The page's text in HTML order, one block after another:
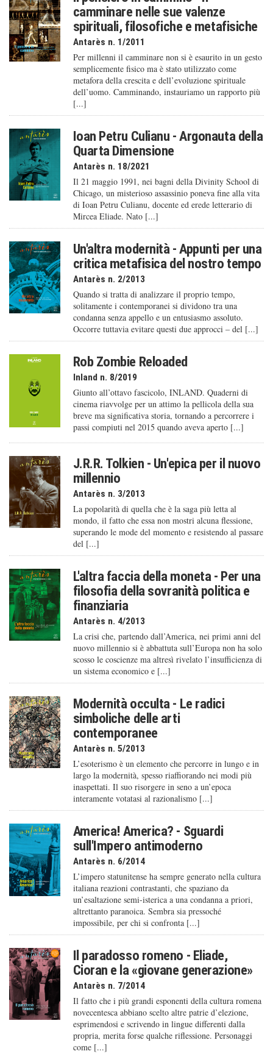
camminare nelle sue valenze
spirituali, filosofiche e metafisiche
Antarès n. 1/2011
Per millenni il camminare non si è esaurito in un gesto
semplicemente fisico ma è stato utilizzato come
metafora della crescita e dell’evoluzione spirituale
dell’uomo. Camminando, instauriamo un rapporto più
[...]
Ioan Petru Culianu - Argonauta della
Quarta Dimensione
Antarès n. 18/2021
Il 21 maggio 1991, nei bagni della Divinity School di
Chicago, un misterioso assassinio poneva fine alla vita
di Ioan Petru Culianu, docente ed erede letterario di
Mircea Eliade. Nato [...]
Un'altra modernità - Appunti per una
critica metafisica del nostro tempo
Antarès n. 2/2013
Quando si tratta di analizzare il proprio tempo,
solitamente i contemporanei si dividono tra una
condanna senza appello e un entusiasmo assoluto.
Occorre tuttavia evitare questi due approcci – del [...]
Rob Zombie Reloaded
Inland n. 8/2019
Giunto all’ottavo fascicolo, INLAND. Quaderni di
cinema riavvolge per un attimo la pellicola della sua
breve ma significativa storia, tornando a percorrere i
passi compiuti nel 2015 quando aveva aperto [...]
J.R.R. Tolkien - Un'epica per il nuovo
millennio
Antarès n. 3/2013
La popolarità di quella che è la saga più letta al
mondo, il fatto che essa non mostri alcuna flessione,
superando le mode del momento e resistendo al passare
del [...]
L'altra faccia della moneta - Per una
filosofia della sovranità politica e
finanziaria
Antarès n. 4/2013
La crisi che, partendo dall’America, nei primi anni del
nuovo millennio si è abbattuta sull’Europa non ha solo
scosso le coscienze ma altresì rivelato l’insufficienza di
un sistema economico e [...]
Modernità occulta - Le radici
simboliche delle arti
contemporanee
Antarès n. 5/2013
L’esoterismo è un elemento che percorre in lungo e in
largo la modernità, spesso riaffiorando nei modi più
inaspettati. Il suo risorgere in seno a un’epoca
interamente votatasi al razionalismo [...]
America! America? - Sguardi
sull'Impero antimoderno
Antarès n. 6/2014
L’impero statunitense ha sempre generato nella cultura
italiana reazioni contrastanti, che spaziano da
un’esaltazione semi-isterica a una condanna a priori,
altrettanto paranoica. Sembra sia pressoché
impossibile, per chi si confronta [...]
Il paradosso romeno - Eliade,
Cioran e la «giovane generazione»
Antarès n. 7/2014
Il fatto che i più grandi esponenti della cultura romena
novecentesca abbiano scelto altre patrie d’elezione,
esprimendosi e scrivendo in lingue differenti dalla
propria, merita forse qualche riflessione. Personaggi
come [...]